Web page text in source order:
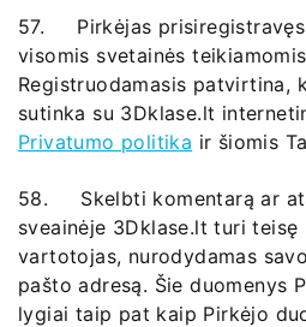
57. Pirkėjas prisiregistravęs
visomis svetainės
Registruodamasis patvirtina,
sutinka su 3Dklase.lt
Privatumo politika ir šiomis
58. Skelbti komentarą ar
sveainėje 3Dklase.lt turi
vartotojas, nurodydamas
pašto adresą. Šie duomenys
lygiai taip pat kaip Pirkėjo